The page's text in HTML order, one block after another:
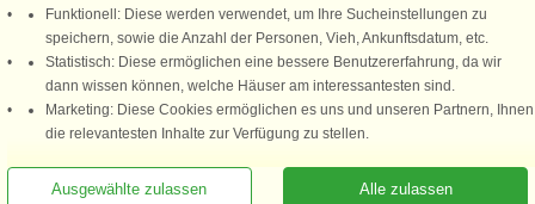
Rufen Sie an, um zu buchen
Folgen Sie uns:
DanCenter Kundenbewertung
basierend auf mehr 135.870 Kundenbewertungen
Funktionell: Diese werden verwendet, um Ihre Sucheinstellungen zu
speichern, sowie die Anzahl der Personen, Vieh, Ankunftsdatum, etc.
Statistisch: Diese ermöglichen eine bessere Benutzererfahrung, da wir
dann wissen können, welche Häuser am interessantesten sind.
Marketing: Diese Cookies ermöglichen es uns und unseren Partnern, Ihnen
die relevantesten Inhalte zur Verfügung zu stellen.
Alle zulassen
Ausgewählte zulassen